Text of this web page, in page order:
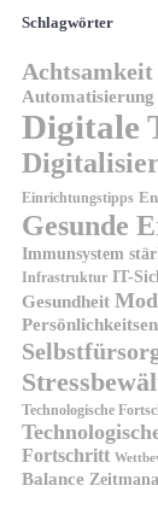
Schlagwörter
Achtsamkeit
Automatisierung
Digitale
Einrichtungstipps
Gesunde
Immunsystem
Infrastruktur IT-
Gesundheit
Technologische
Fortschritt
Balance